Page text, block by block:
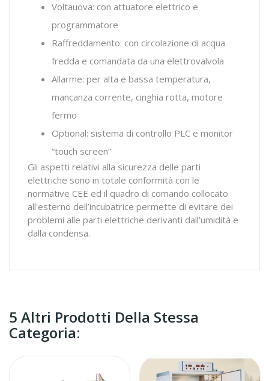
Voltauova: con attuatore elettrico e
programmatore
Raffreddamento: con circolazione di acqua
fredda e comandata da una elettrovalvola
Allarme: per alta e bassa temperatura,
mancanza corrente, cinghia rotta, motore
fermo
Optional: sistema di controllo PLC e monitor
“touch screen”
Gli aspetti relativi alla sicurezza delle parti
elettriche sono in totale conformità con le
normative CEE ed il quadro di comando collocato
all'esterno dell’incubatrice permette di evitare dei
problemi alle parti elettriche derivanti dall’umidità e
dalla condensa.
5 Altri Prodotti Della Stessa
Categoria: